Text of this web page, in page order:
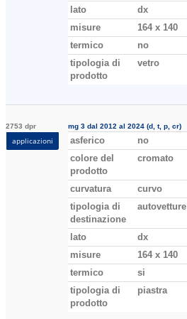
lato
dx
misure
164 x 140
termico
no
tipologia di
prodotto
vetro
2753 dpr
applicazioni
mg 3 dal 2012 al 2024 (d, t, p, cr)
asferico
no
colore del
prodotto
cromato
curvatura
curvo
tipologia di
destinazione
autovetture
lato
dx
misure
164 x 140
termico
si
tipologia di
prodotto
piastra